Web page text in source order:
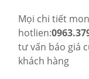
Mọi chi tiết
hotlien:
tư vấn báo giá
khách hàng